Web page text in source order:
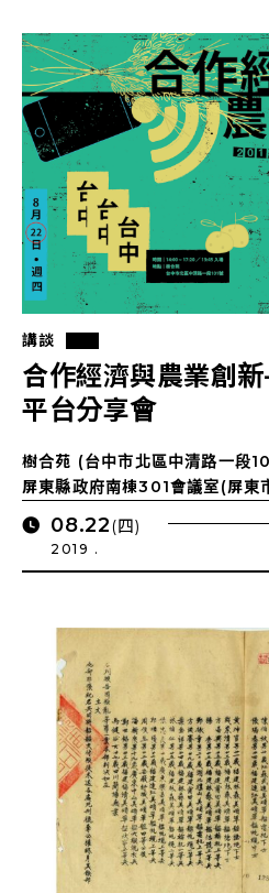
講談
合作經濟與農業創
平台分享會
樹合苑 (台中市北區中清路一段
屏東縣政府南棟301會議室(屏東
08.22(四)
2019 .